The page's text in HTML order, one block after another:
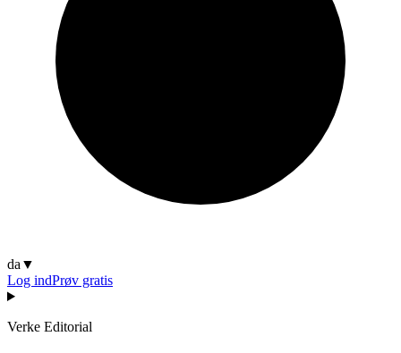
da ▼
Log indPrøv gratis
Verke Editorial